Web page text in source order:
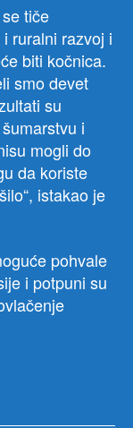
tiče
ruralni razvoj i
biti kočnica.
smo devet
su
i
mogli do
da koriste
istakao je
pohvale
i potpuni su